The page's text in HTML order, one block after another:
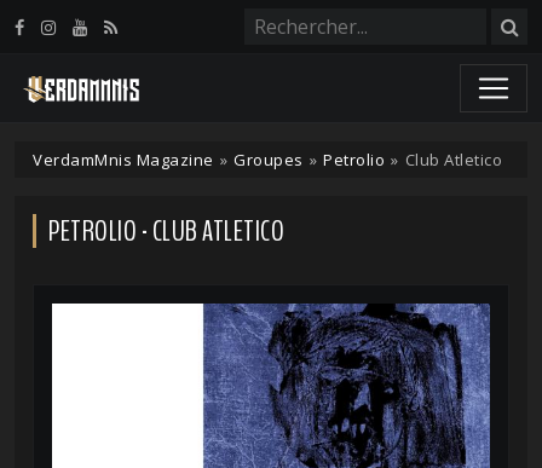
VerdamMnis Magazine » Groupes » Petrolio » Club Atletico
PETROLIO - CLUB ATLETICO
Panneau de gestion des cookies